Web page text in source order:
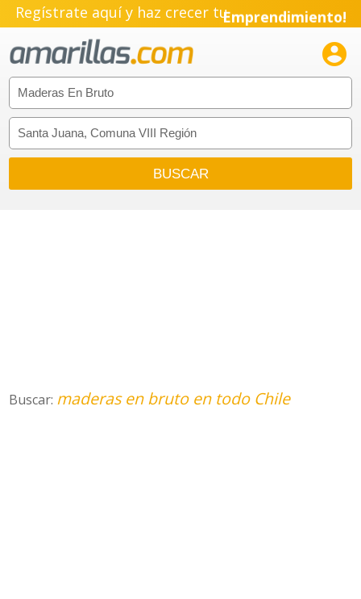
Regístrate aquí y haz crecer tuEmprendimiento!

Buscar: maderas en bruto en todo Chile